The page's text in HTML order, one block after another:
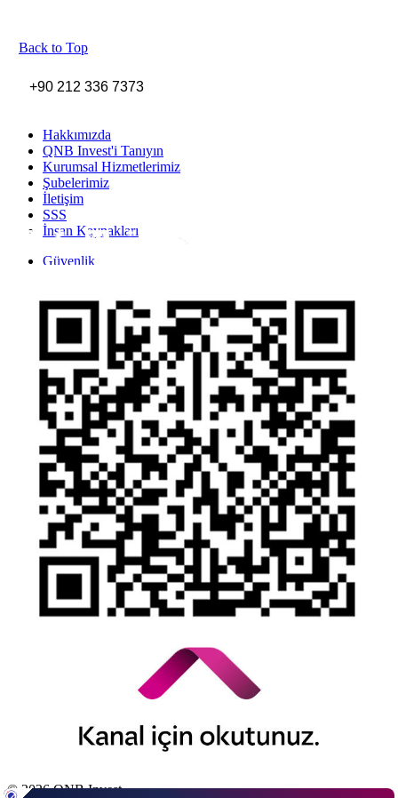
Back to Top
+90 212 336 7373
Hakkımızda
QNB Invest'i Tanıyın
Kurumsal Hizmetlerimiz
Şubelerimiz
İletişim
SSS
İnsan Kaynakları
Güvenlik
İhbar Formu
Yasal Duyurular
Bilgi Toplumu Hizmetleri
Kişisel Verilerin Korunması
YTM - Zamanaşımına Uğrayacak Emanet ve Alacaklar
Kamuyu Aydınlatma Esaslarına İlişkin Duyuru
Link
© 2026 QNB Invest,